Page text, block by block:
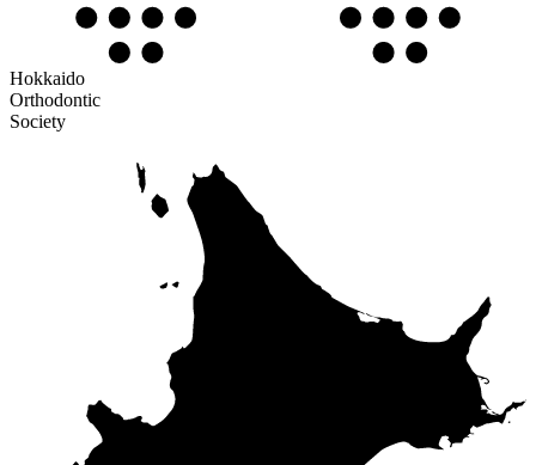
Hokkaido
Orthodontic
Society